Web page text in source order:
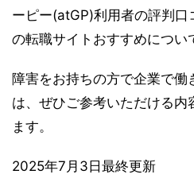
ーピー(atGP)利用者の評判口
の転職サイトおすすめについ
障害をお持ちの方で企業で働
は、ぜひご参考いただける内
ます。
2025年7月3日最終更新